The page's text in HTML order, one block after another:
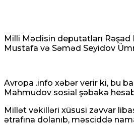
Milli Məclisin deputatları Rəşad
Mustafa və Səməd Seyidov
Avropa .info xəbər verir ki, bu
Mahmudov sosial şəbəkə
Millət vəkilləri xüsusi zəvvar
ətrafına dolanıb, məsciddə